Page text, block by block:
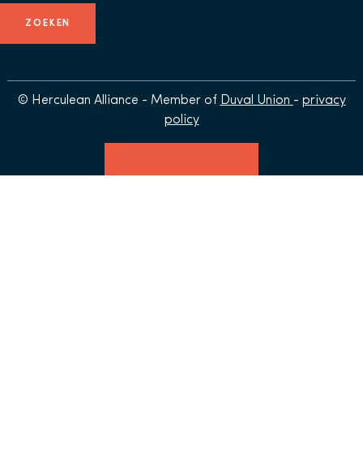
© Herculean Alliance - Member of Duval Union - privacy
policy